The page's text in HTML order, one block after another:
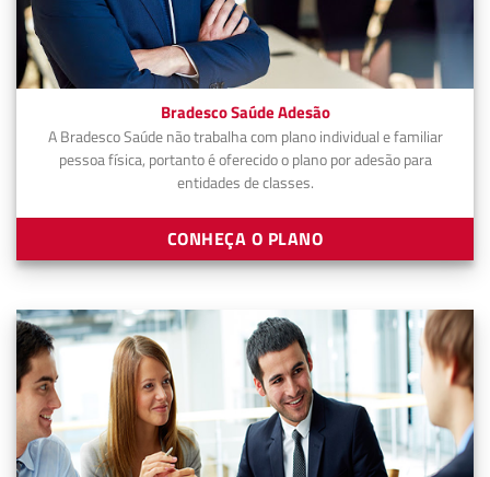
Bradesco Saúde Adesão
A Bradesco Saúde não trabalha com plano individual e familiar
pessoa física, portanto é oferecido o plano por adesão para
entidades de classes.
CONHEÇA O PLANO